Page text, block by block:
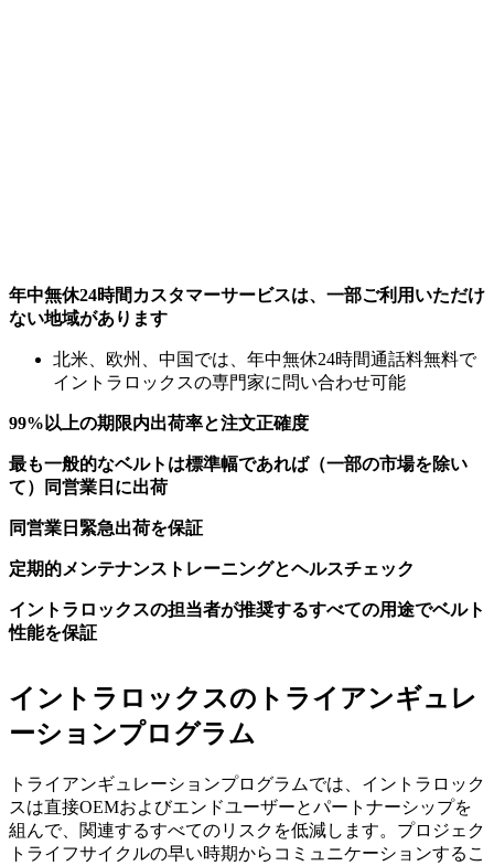
年中無休24時間カスタマーサービスは、一部ご利用いただけ
ない地域があります
北米、欧州、中国では、年中無休24時間通話料無料で
イントラロックスの専門家に問い合わせ可能
99%以上の期限内出荷率と注文正確度
最も一般的なベルトは標準幅であれば（一部の市場を除い
て）同営業日に出荷
同営業日緊急出荷を保証
定期的メンテナンストレーニングとヘルスチェック
イントラロックスの担当者が推奨するすべての用途でベルト
性能を保証
イントラロックスのトライアンギュレ
ーションプログラム
トライアンギュレーションプログラムでは、イントラロック
スは直接OEMおよびエンドユーザーとパートナーシップを
組んで、関連するすべてのリスクを低減します。プロジェク
トライフサイクルの早い時期からコミュニケーションするこ